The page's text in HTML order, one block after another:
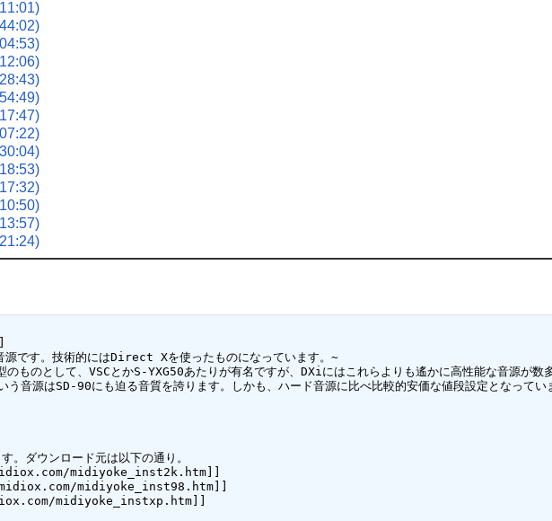
源です。技術的にはDirect Xを使ったものになっています。~
のものとして、VSCとかS-YXG50あたりが有名ですが、DXiにはこれらよりも遙かに高性能な音源が数
う音源はSD-90にも迫る音質を誇ります。しかも、ハード音源に比べ比較的安価な値段設定となってい
。ダウンロード元は以下の通り。
midiyoke_inst2k.htm]]
midiyoke_inst98.htm]]
midiyoke_instxp.htm]]